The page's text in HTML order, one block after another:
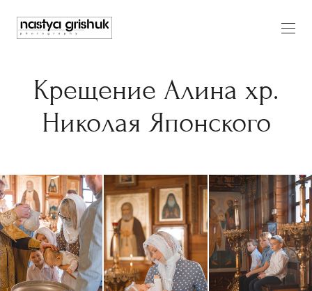
Крещение Алина хр.
Николая Японского